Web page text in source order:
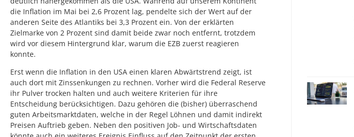
die Inflation im Mai bei 2,6 Prozent lag, pendelte sich der Wert auf der
anderen Seite des Atlantiks bei 3,3 Prozent ein. Von der erklärten
Zielmarke von 2 Prozent sind damit beide zwar noch entfernt, trotzdem
wird vor diesem Hintergrund klar, warum die EZB zuerst reagieren
konnte.
Erst wenn die Inflation in den USA einen klaren Abwärtstrend zeigt, ist
auch dort mit Zinssenkungen zu rechnen. Vorher wird die Federal Reserve
ihr Pulver trocken halten und auch weitere Kriterien für ihre
Entscheidung berücksichtigen. Dazu gehören die (bisher) überraschend
guten Arbeitsmarktdaten, welche in der Regel Löhnen und damit indirekt
Preisen Auftrieb geben. Neben den positiven Job- und Wirtschaftsdaten